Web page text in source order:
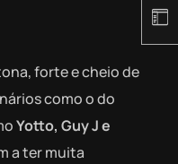
forte e cheio de
como o do
Yotto, Guy J e
a ter muita